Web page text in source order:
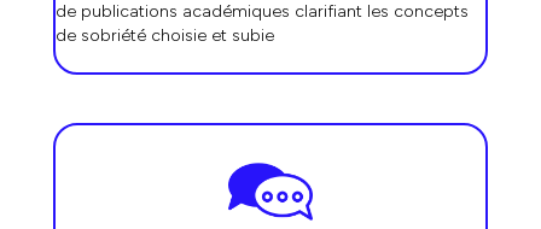
de publications académiques clarifiant les concepts
de sobriété choisie et subie